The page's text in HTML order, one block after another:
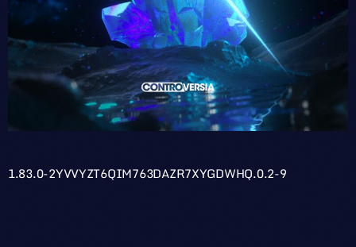
1.83.0-2YVVYZT6QIM763DAZR7XYGDWHQ.0.2-9